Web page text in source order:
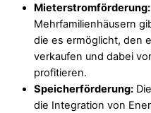
Mieterstromförderung:
Mehrfamilienhäusern
die es ermöglicht, den
verkaufen und dabei
profitieren.
Speicherförderung:
die Integration von